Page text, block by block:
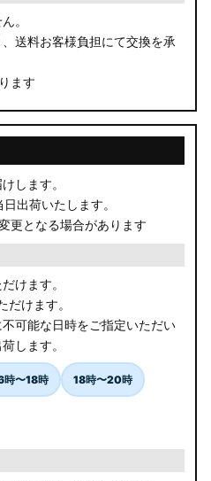
。
送料お客様負担にて交換を承
ます
します。
出荷いたします。
更となる場合があります
けます。
だけます。
不可能な日時をご指定いただい
します。
時〜18時 18時〜20時